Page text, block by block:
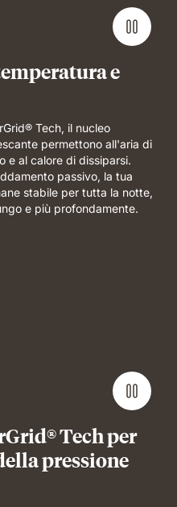
e
Tech, il nucleo
permettono all'aria di
e al calore di dissiparsi.
passivo, la tua
stabile per tutta la notte,
e più profondamente.
Tech per
pressione